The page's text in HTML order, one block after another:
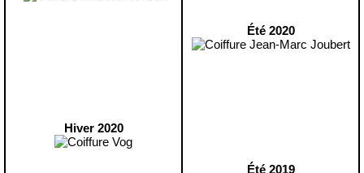
Hiver 2020
Été 2020
Été 2019